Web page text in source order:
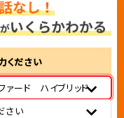
ください
ァード ハイブリッド
さい